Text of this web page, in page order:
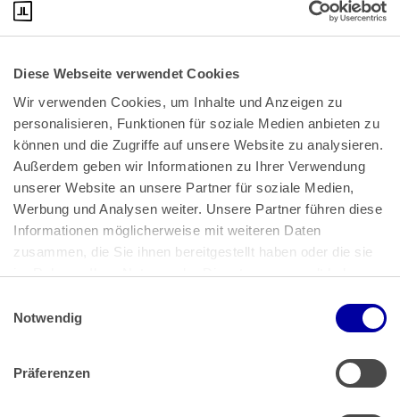
Diese Webseite verwendet Cookies
Wir verwenden Cookies, um Inhalte und Anzeigen zu
personalisieren, Funktionen für soziale Medien anbieten zu
können und die Zugriffe auf unsere Website zu analysieren.
Außerdem geben wir Informationen zu Ihrer Verwendung
unserer Website an unsere Partner für soziale Medien,
Werbung und Analysen weiter. Unsere Partner führen diese
Informationen möglicherweise mit weiteren Daten
zusammen, die Sie ihnen bereitgestellt haben oder die sie
im Rahmen Ihrer Nutzung der Dienste gesammelt haben.
Impressum
Notwendig
Präferenzen
Bundeskanzlerplatz 2
53113 Bonn
Pressemitteilungen|AGB
Impressum|Datenschutz